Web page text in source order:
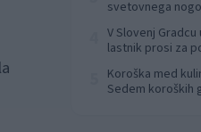
svetovnega
V Slovenj
lastnik prosi za
Koroška med
Sedem koroških